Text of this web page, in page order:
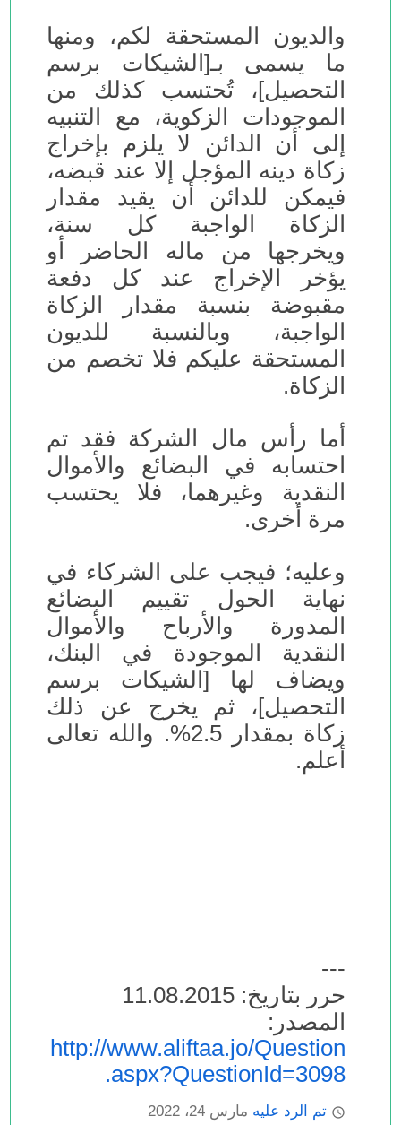
والديون المستحقة لكم، ومنها
ما يسمى بـ[الشيكات برسم
التحصيل]، تُحتسب كذلك من
الموجودات الزكوية، مع التنبيه
إلى أن الدائن لا يلزم بإخراج
زكاة دينه المؤجل إلا عند قبضه،
فيمكن للدائن أن يقيد مقدار
الزكاة الواجبة كل سنة،
ويخرجها من ماله الحاضر أو
يؤخر الإخراج عند كل دفعة
مقبوضة بنسبة مقدار الزكاة
الواجبة، وبالنسبة للديون
المستحقة عليكم فلا تخصم من
الزكاة.
أما رأس مال الشركة فقد تم
احتسابه في البضائع والأموال
النقدية وغيرهما، فلا يحتسب
مرة أخرى.
وعليه؛ فيجب على الشركاء في
نهاية الحول تقييم البضائع
المدورة والأرباح والأموال
النقدية الموجودة في البنك،
ويضاف لها [الشيكات برسم
التحصيل]، ثم يخرج عن ذلك
زكاة بمقدار 2.5%. والله تعالى
أعلم.
---
حرر بتاريخ: 11.08.2015
المصدر:
http://www.aliftaa.jo/Question
.aspx?QuestionId=3098
تم الرد عليه مارس 24، 2022